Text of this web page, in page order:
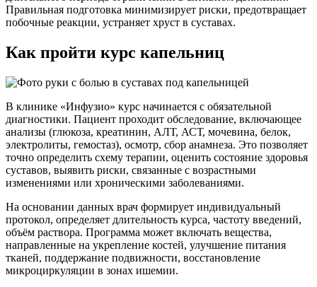
Правильная подготовка минимизирует риски, предотвращает
побочные реакции, устраняет хруст в суставах.
Как пройти курс капельниц
В клинике «Инфузио» курс начинается с обязательной
диагностики. Пациент проходит обследование, включающее
анализы (глюкоза, креатинин, АЛТ, АСТ, мочевина, белок,
электролиты, гемостаз), осмотр, сбор анамнеза. Это позволяет
точно определить схему терапии, оценить состояние здоровья
суставов, выявить риски, связанные с возрастными
изменениями или хроническими заболеваниями.
На основании данных врач формирует индивидуальный
протокол, определяет длительность курса, частоту введений,
объём раствора. Программа может включать вещества,
направленные на укрепление костей, улучшение питания
тканей, поддержание подвижности, восстановление
микроциркуляции в зонах ишемии.